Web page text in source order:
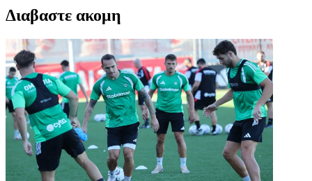
Διαβαστε ακομη